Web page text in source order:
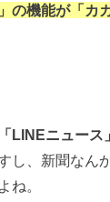
の機能が「カ
「LINEニュース」
し、新聞なん
ね。